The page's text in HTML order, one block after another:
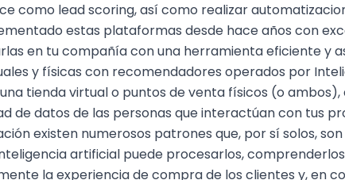
como lead scoring, así como realizar
estas plataformas desde hace años con
en tu compañía con una herramienta eficiente y
y físicas con recomendadores operados por
tienda virtualo puntos de venta físicos (o
de datos de las personas que interactúan con tus
existen numerosos patrones que, por sí solos,
artificial puede procesarlos,
laexperiencia de comprade los clientes y, en